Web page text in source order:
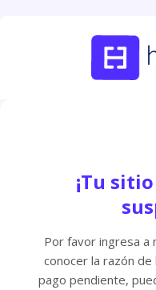
¡Tu
Por favor ingresa a
conocer la razón de
pago pendiente,